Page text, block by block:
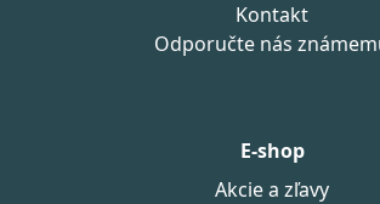
Kontakt
Odporučte nás
E-shop
Akcie a zľavy